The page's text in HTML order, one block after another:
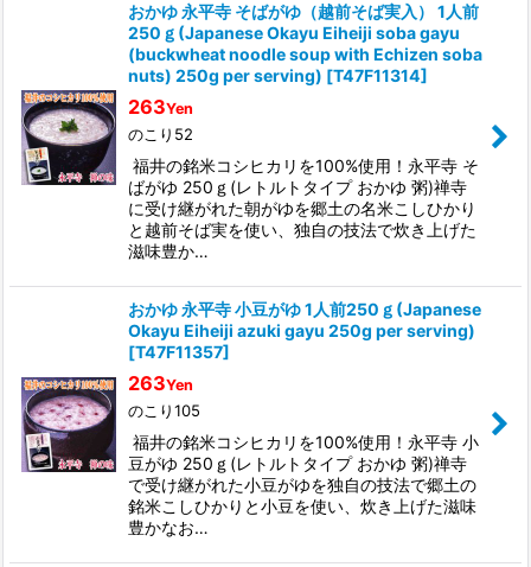
おかゆ 永平寺 そばがゆ（越前そば実入） 1人前
250ｇ(Japanese Okayu Eiheiji soba gayu
(buckwheat noodle soup with Echizen soba
nuts) 250g per serving) [T47F11314]
263Yen
のこり52
福井の銘米コシヒカリを100%使用！永平寺 そ
ばがゆ 250ｇ(レトルトタイプ おかゆ 粥)禅寺
に受け継がれた朝がゆを郷土の名米こしひかり
と越前そば実を使い、独自の技法で炊き上げた
滋味豊か…
おかゆ 永平寺 小豆がゆ 1人前250ｇ(Japanese
Okayu Eiheiji azuki gayu 250g per serving)
[T47F11357]
263Yen
のこり105
福井の銘米コシヒカリを100%使用！永平寺 小
豆がゆ 250ｇ(レトルトタイプ おかゆ 粥)禅寺
で受け継がれた小豆がゆを独自の技法で郷土の
銘米こしひかりと小豆を使い、炊き上げた滋味
豊かなお…